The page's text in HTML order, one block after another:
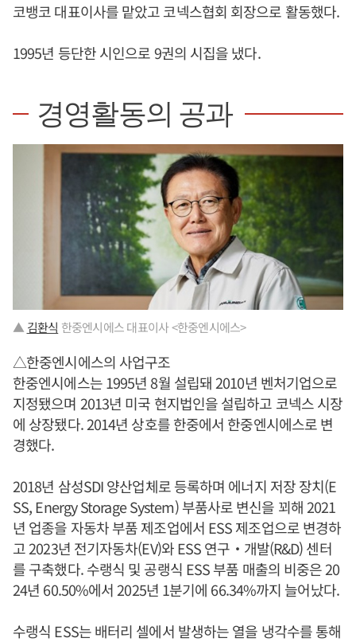
코뱅코 대표이사를 맡았고 코넥스협회 회장으로 활동했다.
1995년 등단한 시인으로 9권의 시집을 냈다.
경영활동의 공과
▲ 김환식 한중엔시에스 대표이사 <한중엔시에스>
△한중엔시에스의 사업구조
한중엔시에스는 1995년 8월 설립돼 2010년 벤처기업으로
지정됐으며 2013년 미국 현지법인을 설립하고 코넥스 시장
에 상장됐다. 2014년 상호를 한중에서 한중엔시에스로 변
경했다.
2018년 삼성SDI 양산업체로 등록하며 에너지 저장 장치(E
SS, Energy Storage System) 부품사로 변신을 꾀해 2021
년 업종을 자동차 부품 제조업에서 ESS 제조업으로 변경하
고 2023년 전기자동차(EV)와 ESS 연구‧개발(R&D) 센터
를 구축했다. 수랭식 및 공랭식 ESS 부품 매출의 비중은 20
24년 60.50%에서 2025년 1분기에 66.34%까지 늘어났다.
수랭식 ESS는 배터리 셀에서 발생하는 열을 냉각수를 통해